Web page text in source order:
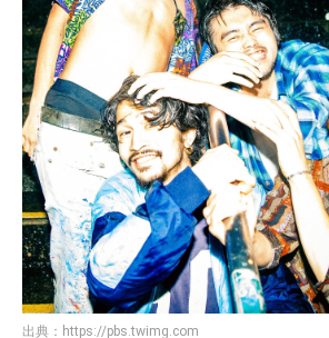
出典： https://pbs.twimg.com